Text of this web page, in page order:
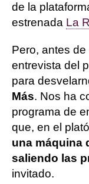
de la
estrenada La
Pero, antes
entrevista del
para
Más. Nos ha
programa de
que, en el
una máquina
saliendo las
invitado.